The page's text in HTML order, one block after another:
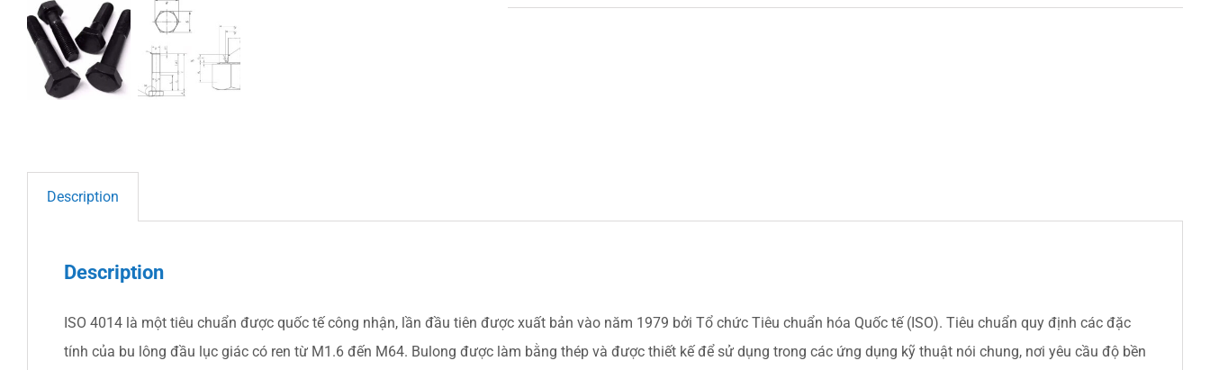
Description
Description
ISO 4014 là một tiêu chuẩn được quốc tế công nhận, lần đầu tiên được xuất bản vào năm 1979 bởi Tổ chức Tiêu chuẩn hóa Quốc tế (ISO). Tiêu chuẩn quy định các đặc
tính của bu lông đầu lục giác có ren từ M1.6 đến M64. Bulong được làm bằng thép và được thiết kế để sử dụng trong các ứng dụng kỹ thuật nói chung, nơi yêu cầu độ bền